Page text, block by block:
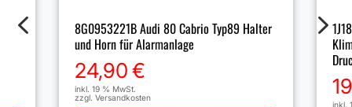
8G0953221B Audi 80 Cabrio Typ89 Halter
und Horn für Alarmanlage
24,90€
inkl. 19 % MwSt.
zzgl. Versandkosten
inkl.
4 5